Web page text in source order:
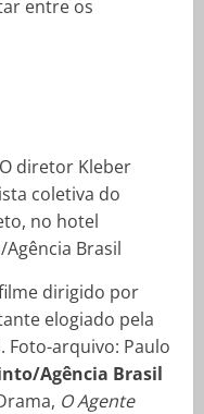
entre os
dirigido por
elogiado pela
Foto-arquivo: Paulo
Agência Brasil
O Agente